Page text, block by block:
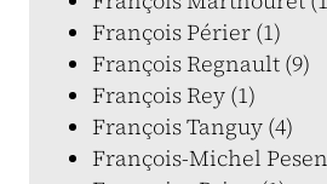
François Périer (1)
François Regnault (9)
François Rey (1)
François Tanguy (4)
François-Michel